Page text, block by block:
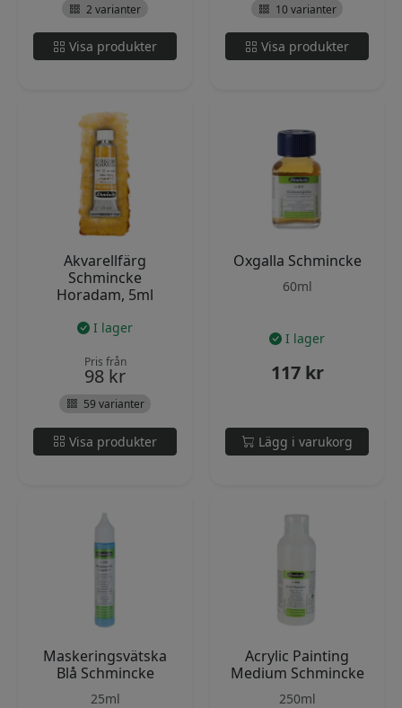
2 varianter
Visa produkter
10 varianter
Visa produkter
Akvarellfärg
Schmincke
Horadam, 5ml
I lager
Pris från
98 kr
59 varianter
Visa produkter
Oxgalla Schmincke
60ml
I lager
117 kr
Lägg i varukorg
Maskeringsvätska
Blå Schmincke
25ml
Acrylic Painting
Medium Schmincke
250ml